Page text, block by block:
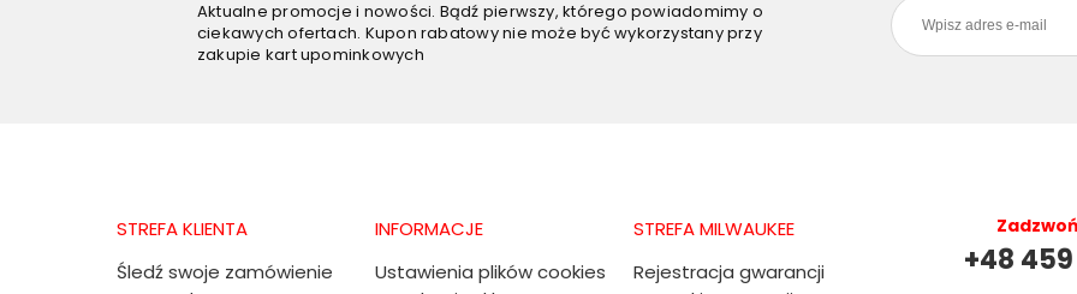
Aktualne promocje i nowości. Bądź pierwszy, którego powiadomimy o
ciekawych ofertach. Kupon rabatowy nie może być wykorzystany przy
zakupie kart upominkowych
STREFA KLIENTA
Śledź swoje zamówienie
INFORMACJE
Ustawienia plików cookies
STREFA MILWAUKEE
Rejestracja gwarancji
+48